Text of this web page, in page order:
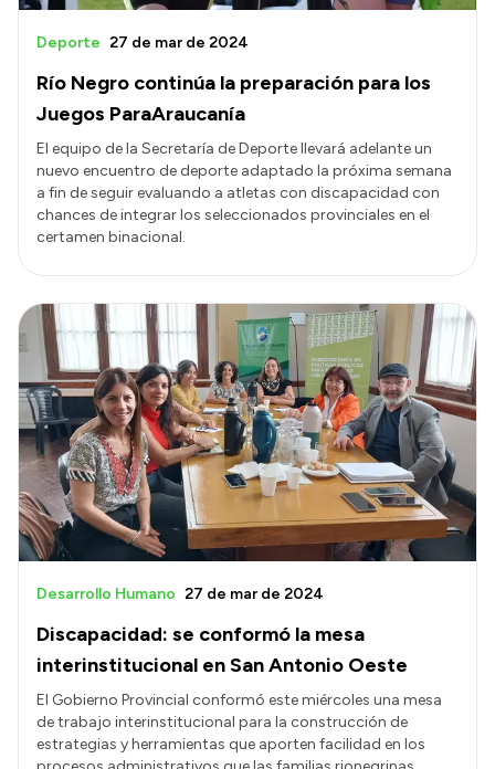
Río Negro continúa la preparación para los
Juegos ParaAraucanía
Deporte 27 de mar de 2024
El equipo de la Secretaría de Deporte llevará adelante un
nuevo encuentro de deporte adaptado la próxima semana
a fin de seguir evaluando a atletas con discapacidad con
chances de integrar los seleccionados provinciales en el
certamen binacional.
Discapacidad: se conformó la mesa
interinstitucional en San Antonio Oeste
Desarrollo Humano 27 de mar de 2024
El Gobierno Provincial conformó este miércoles una mesa
de trabajo interinstitucional para la construcción de
estrategias y herramientas que aporten facilidad en los